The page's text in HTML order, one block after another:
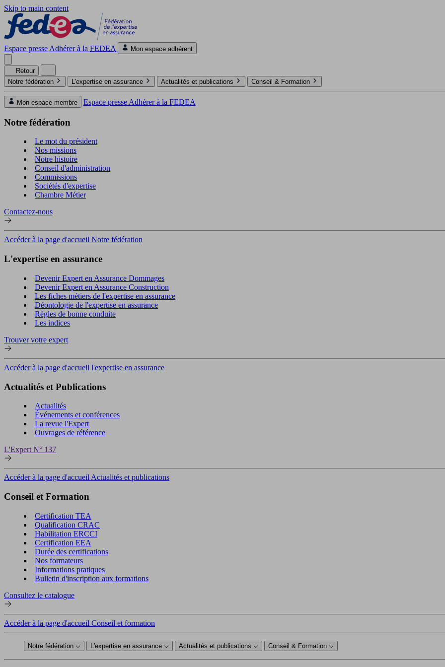
Skip to main content
Espace presse Adhérer à la FEDEA Mon espace adhérent
Retour
Notre fédération
L'expertise en assurance Actualités et publications Conseil & Formation
Mon espace membre Espace presse Adhérer à la FEDEA
Notre fédération
Le mot du président
Nos missions
Notre histoire
Conseil d'administration
Commissions
Sociétés d'expertise
Chambre Métier
Contactez-nous
Accéder à la page d'accueil Notre fédération
L'expertise en assurance
Devenir Expert en Assurance Dommages
Devenir Expert en Assurance Construction
Les fiches métiers de l'expertise en assurance
Déontologie de l'expertise en assurance
Règles de bonne conduite
Les indices
Trouver votre expert
Accéder à la page d'accueil l'expertise en assurance
Actualités et Publications
Actualités
Événements et conférences
La revue l'Expert
Ouvrages de référence
L'Expert N° 137
Accéder à la page d'accueil Actualités et publications
Conseil et Formation
Certification TEA
Qualification CRAC
Habilitation ERCCI
Certification EEA
Durée des certifications
Nos formateurs
Informations pratiques
Bulletin d'inscription aux formations
Consultez le catalogue
Accéder à la page d'accueil Conseil et formation
Notre fédération L'expertise en assurance Actualités et publications Conseil & Formation